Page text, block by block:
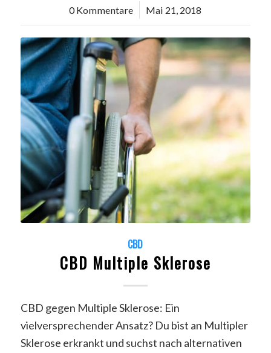
0 Kommentare
/ Mai 21, 2018
CBD
CBD Multiple Sklerose
CBD gegen Multiple Sklerose: Ein
vielversprechender Ansatz? Du bist an Multipler
Sklerose erkrankt und suchst nach alternativen